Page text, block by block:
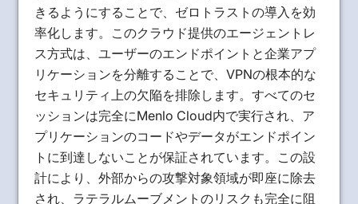
きるようにすることで、ゼロトラストの導入を効
率化します。このクラウド提供のエージェントレ
ス方式は、ユーザーのエンドポイントと企業アプ
リケーションを分離することで、VPNの根本的な
セキュリティ上の欠陥を排除します。すべてのセ
ッションは完全にMenlo Cloud内で実行され、ア
プリケーションのコードやデータがエンドポイン
トに到達しないことが保証されています。この設
計により、外部からの攻撃対象領域が即座に除去
され、ラテラルムーブメントのリスクも完全に阻